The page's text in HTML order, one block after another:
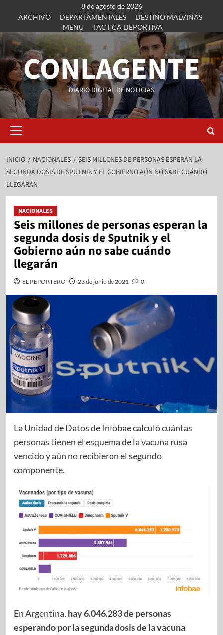
8 de agosto de 2026
ARCHIVO
DEPARTAMENTALES
DESTINO MALVINAS
MENU
TACTICA DEPORTIVA
CONLAGENTE
DIARIO DIGITAL DE NOTICIAS
INICIO NACIONALES
SEIS MILLONES DE PERSONAS ESPERAN LA
SEGUNDA DOSIS DE SPUTNIK Y EL GOBIERNO AÚN NO SABE CUÁNDO
LLEGARÁN
NACIONALES
Seis millones de personas esperan la
segunda dosis de Sputnik y el
Gobierno aún no sabe cuándo
llegarán
EL REPORTERO 23 de junio de 2021 0
La Unidad de Datos de Infobae calculó cuántas
personas tienen el esquema de la vacuna rusa
vencido y aún no recibieron el segundo
componente.
En Argentina, hay 6.046.283 de personas
esperando por la segunda dosis de la vacuna